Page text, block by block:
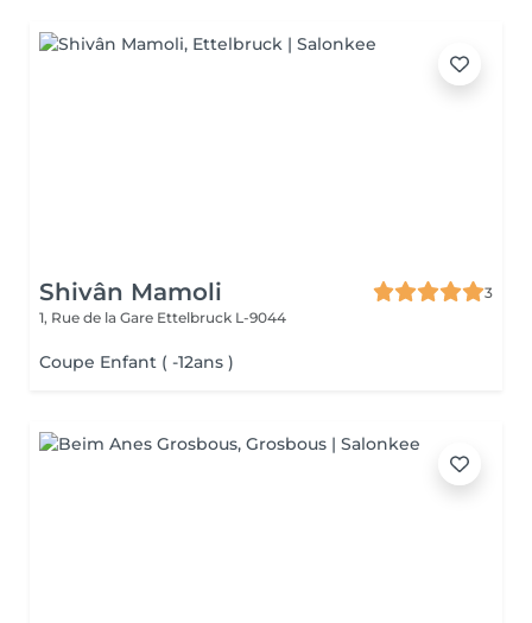
Shivân Mamoli
3
1, Rue de la Gare Ettelbruck L-9044
Coupe Enfant ( -12ans )